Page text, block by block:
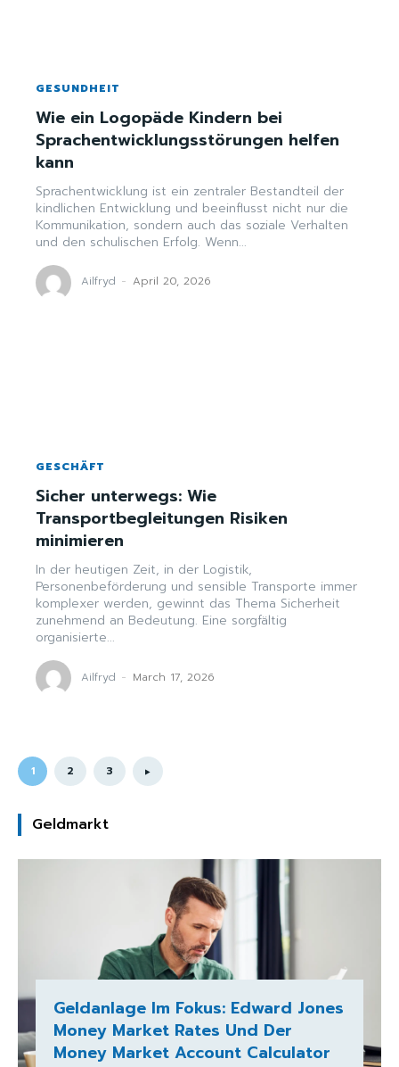
GESUNDHEIT
Wie ein Logopäde Kindern bei
Sprachentwicklungsstörungen helfen
kann
Sprachentwicklung ist ein zentraler Bestandteil der
kindlichen Entwicklung und beeinflusst nicht nur die
Kommunikation, sondern auch das soziale Verhalten
und den schulischen Erfolg. Wenn...
Ailfryd - April 20, 2026
GESCHÄFT
Sicher unterwegs: Wie
Transportbegleitungen Risiken
minimieren
In der heutigen Zeit, in der Logistik,
Personenbeförderung und sensible Transporte immer
komplexer werden, gewinnt das Thema Sicherheit
zunehmend an Bedeutung. Eine sorgfältig
organisierte...
Ailfryd - March 17, 2026
1 2 3
Geldmarkt
Geldanlage Im Fokus: Edward Jones
Money Market Rates Und Der
Money Market Account Calculator